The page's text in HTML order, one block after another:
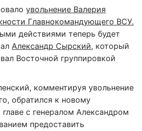
увольнение Валерия
Главнокомандующего ВСУ.
действиями теперь будет
Александр Сырский, который
Восточной группировкой
комментируя увольнение
обратился к новому
с генералом Александром
предоставить